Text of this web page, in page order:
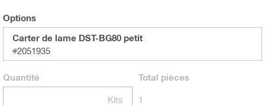
Options
Carter de lame DST-BG80 petit
#2051935
Quantité
Kits
Total pièces
1